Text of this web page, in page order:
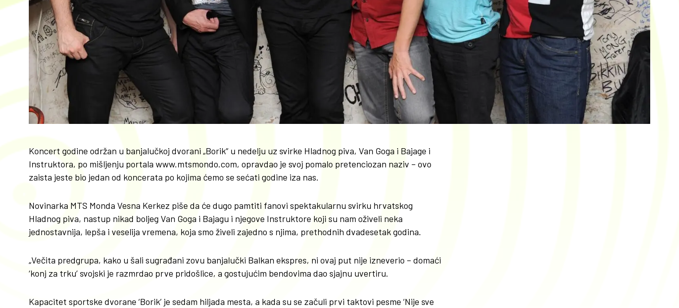
Koncert godine održan u banjalučkoj dvorani „Borik“ u nedelju uz svirke Hladnog piva, Van Goga i Bajage i
Instruktora, po mišljenju portala www.mtsmondo.com, opravdao je svoj pomalo pretenciozan naziv – ovo
zaista jeste bio jedan od koncerata po kojima ćemo se sećati godine iza nas.
Novinarka MTS Monda Vesna Kerkez piše da će dugo pamtiti fanovi spektakularnu svirku hrvatskog
Hladnog piva, nastup nikad boljeg Van Goga i Bajagu i njegove Instruktore koji su nam oživeli neka
jednostavnija, lepša i veselija vremena, koja smo živeli zajedno s njima, prethodnih dvadesetak godina.
„Večita predgrupa, kako u šali sugrađani zovu banjalučki Balkan ekspres, ni ovaj put nije izneverio – domaći
‘konj za trku’ svojski je razmrdao prve pridošlice, a gostujućim bendovima dao sjajnu uvertiru.
Kapacitet sportske dvorane ‘Borik’ je sedam hiljada mesta, a kada su se začuli prvi taktovi pesme ‘Nije sve